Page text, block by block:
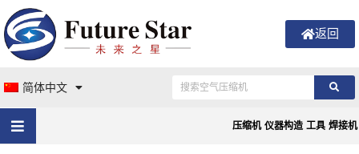
返回
简体中文
压缩机 仪器构造 工具 焊接机